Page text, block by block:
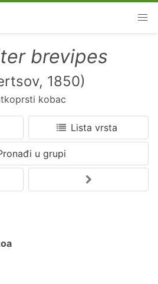
brevipes
1850)
kobac
Lista vrsta
u grupi